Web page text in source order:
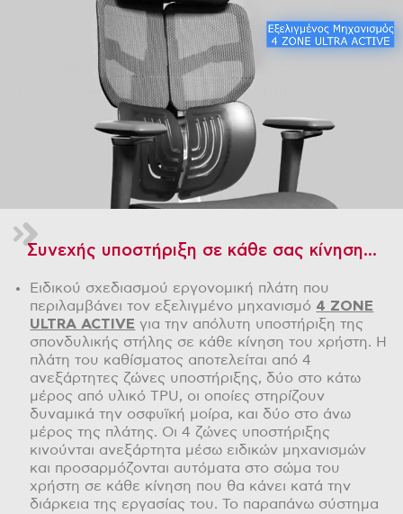
Συνεχής υποστήριξη σε κάθε σας κίνηση...
Ειδικού σχεδιασμού εργονομική πλάτη που
περιλαμβάνει τον εξελιγμένο μηχανισμό 4 ZONE
ULTRA ACTIVE για την απόλυτη υποστήριξη της
σπονδυλικής στήλης σε κάθε κίνηση του χρήστη. Η
πλάτη του καθίσματος αποτελείται από 4
ανεξάρτητες ζώνες υποστήριξης, δύο στο κάτω
μέρος από υλικό TPU, οι οποίες στηρίζουν
δυναμικά την οσφυϊκή μοίρα, και δύο στο άνω
μέρος της πλάτης. Οι 4 ζώνες υποστήριξης
κινούνται ανεξάρτητα μέσω ειδικών μηχανισμών
και προσαρμόζονται αυτόματα στο σώμα του
χρήστη σε κάθε κίνηση που θα κάνει κατά την
διάρκεια της εργασίας του. Το παραπάνω σύστημα